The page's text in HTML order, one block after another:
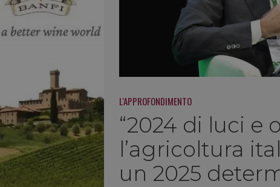
L'APPROFONDIMENTO
“2024 di luci e
l’agricoltura
un 2025